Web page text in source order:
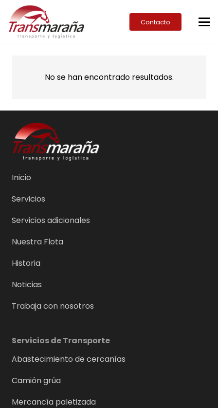
Contacto
No se han encontrado resultados.
Inicio
Servicios
Servicios adicionales
Nuestra Flota
Historia
Noticias
Trabaja con nosotros
Servicios de Transporte
Abastecimiento de cercanías
Camión grúa
Mercancía paletizada